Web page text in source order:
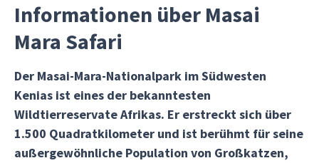
Informationen über Masai
Mara Safari
Der Masai-Mara-Nationalpark im Südwesten
Kenias ist eines der bekanntesten
Wildtierreservate Afrikas. Er erstreckt sich über
1.500 Quadratkilometer und ist berühmt für seine
außergewöhnliche Population von Großkatzen,